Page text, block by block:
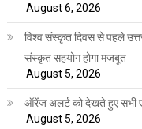
August 6, 2026
विश्व संस्कृत दिवस से पहले
संस्कृत सहयोग होगा मजबूत
August 5, 2026
ऑरेंज अलर्ट को देखते हुए सभी
August 5, 2026